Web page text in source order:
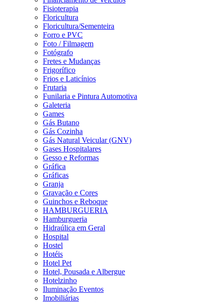
Fisioterapia
Floricultura
Floricultura/Sementeira
Forro e PVC
Foto / Filmagem
Fotógrafo
Fretes e Mudanças
Frigorífico
Frios e Laticínios
Frutaria
Funilaria e Pintura Automotiva
Galeteria
Games
Gás Butano
Gás Cozinha
Gás Natural Veicular (GNV)
Gases Hospitalares
Gesso e Reformas
Gráfica
Gráficas
Granja
Gravação e Cores
Guinchos e Reboque
HAMBURGUERIA
Hamburgueria
Hidraúlica em Geral
Hospital
Hostel
Hotéis
Hotel Pet
Hotel, Pousada e Albergue
Hotelzinho
Iluminação Eventos
Imobiliárias